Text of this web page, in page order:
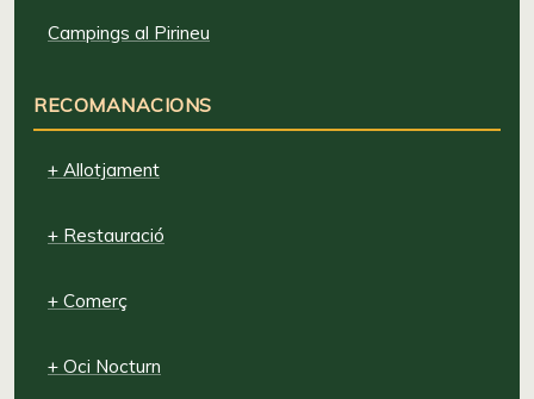
Campings al Pirineu
RECOMANACIONS
+ Allotjament
+ Restauració
+ Comerç
+ Oci Nocturn